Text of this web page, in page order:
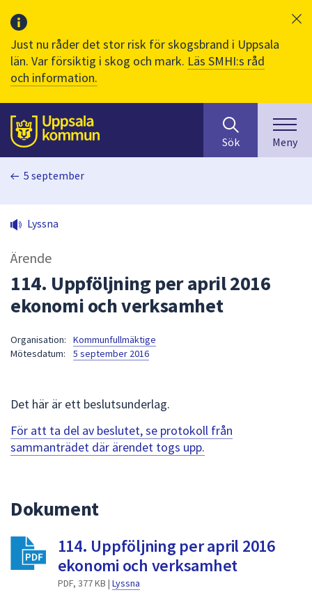
Just nu råder det stor risk för skogsbrand i Uppsala
län. Var försiktig i skog och mark. Läs SMHI:s råd
och information.
Till sidans
huvudinnehåll
efter
innehåll
på
sökfältet
kommer
sökförslag
för
att
navigera
för
att
Sök Meny
5 september
Lyssna
Ärende
114. Uppföljning per april 2016
ekonomi och verksamhet
Organisation:
Kommunfullmäktige
Mötesdatum:
5 september 2016
Det här är ett beslutsunderlag.
För att ta del av beslutet, se protokoll från
sammanträdet där ärendet togs upp.
Dokument
114. Uppföljning per april 2016
ekonomi och verksamhet
PDF, 377 KB | Lyssna